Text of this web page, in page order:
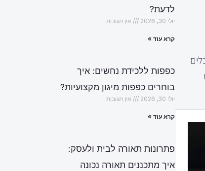
לדעת?
יולי 30, 2026 אין תגובות
קרא עוד »
כפפות ללכידת נחשים: איך
בוחרים כפפות מיגון מקצועיות?
יולי 30, 2026 אין תגובות
קרא עוד »
פתרונות תאורה לבית ולעסק:
איך מתכננים תאורה נכונה